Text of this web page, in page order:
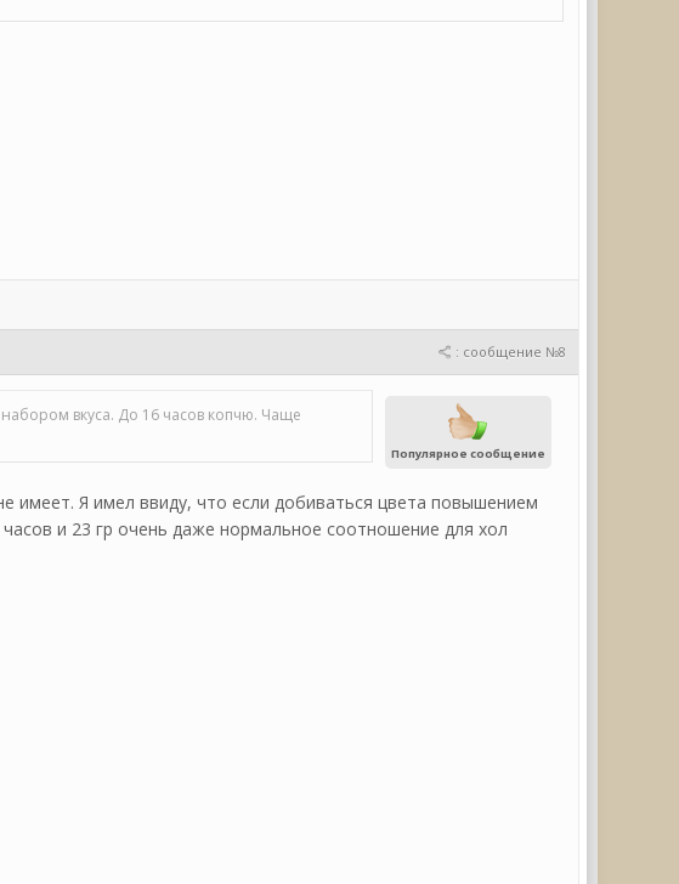
: сообщение №8
Популярное сообщение
набором вкуса. До 16 часов копчю. Чаще
имеет. Я имел ввиду, что если добиваться цвета повышением
и 23 гр очень даже нормальное соотношение для хол